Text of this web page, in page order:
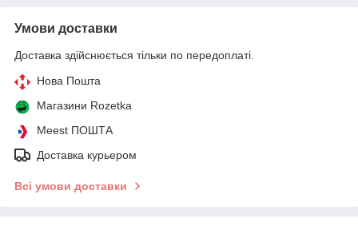
Умови доставки
Доставка здійснюється тільки по передоплаті.
Нова Пошта
Магазини Rozetka
Meest ПОШТА
Доставка курьером
Всі умови доставки